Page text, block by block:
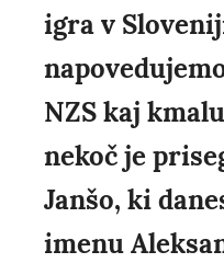
igra v
NZS kaj
nekoč je
Janšo, ki
imenu